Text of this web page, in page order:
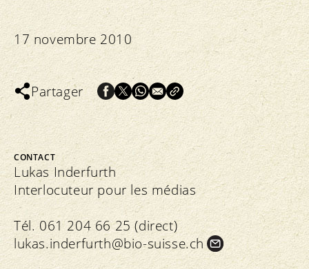
17 novembre 2010
Partager
CONTACT
Lukas Inderfurth
Interlocuteur pour les médias
Tél. 061 204 66 25 (direct)
lukas.inderfurth@bio-suisse.ch